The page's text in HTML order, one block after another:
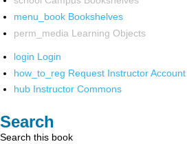
menu_book Bookshelves
perm_media Learning Objects
login Login
how_to_reg Request Instructor Account
hub Instructor Commons
Search
Search this book